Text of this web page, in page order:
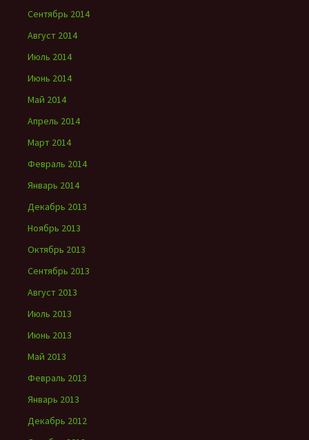
Сентябрь 2014
Август 2014
Июль 2014
Июнь 2014
Май 2014
Апрель 2014
Март 2014
Февраль 2014
Январь 2014
Декабрь 2013
Ноябрь 2013
Октябрь 2013
Сентябрь 2013
Август 2013
Июль 2013
Июнь 2013
Май 2013
Февраль 2013
Январь 2013
Декабрь 2012